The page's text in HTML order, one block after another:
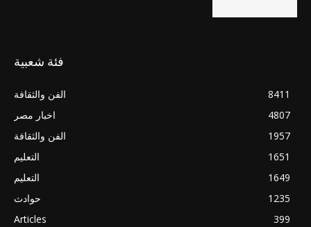
فئة شعبية
الفن والثقافة
8411
اخبار مصر
4807
الفن والثقافة
1957
التعليم
1651
التعليم
1649
حوادث
1235
Articles
399